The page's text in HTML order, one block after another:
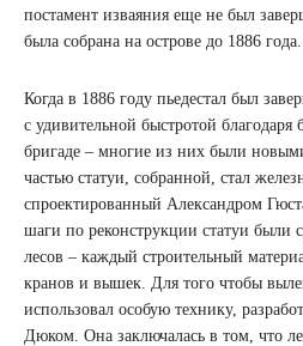
постамент изваяния еще не был
была собрана на острове до 1886 года.
Когда в 1886 году пьедестал был
с удивительной быстротой благодаря
бригаде – многие из них были
частью статуи, собранной, стал
спроектированный Александром
шаги по реконструкции статуи были
лесов – каждый строительный
кранов и вышек. Для того чтобы
использовал особую технику,
Дюком. Она заключалась в том, что